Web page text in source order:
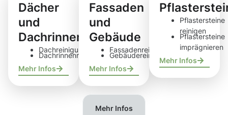
Dächer
und
Dachrinnen
Dachreinigung
Dachrinnenreinigung
Mehr Infos
Fassaden
und
Gebäude
Fassadenreinigung
Gebäudereinigung
Mehr Infos
Pflastersteine
reinigen
Pflastersteine
imprägnieren
Mehr Infos
Mehr Infos